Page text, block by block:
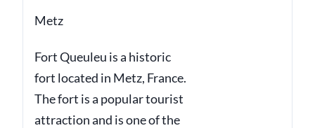
Metz
Fort Queuleu is a historic
fort located in Metz, France.
The fort is a popular tourist
attraction and is one of the